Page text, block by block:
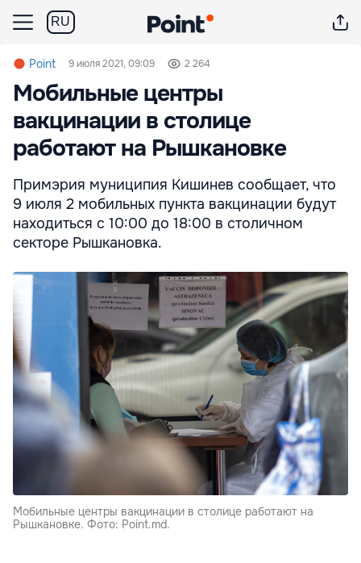
RU
Point 9 июля 2021, 09:09 2 264
Мобильные центры
вакцинации в столице
работают на Рышкановке
Примэрия муниципия Кишинев сообщает, что
9 июля 2 мобильных пункта вакцинации будут
находиться с 10:00 до 18:00 в столичном
секторе Рышкановка.
Мобильные центры вакцинации в столице работают на
Рышкановке. Фото: Point.md.